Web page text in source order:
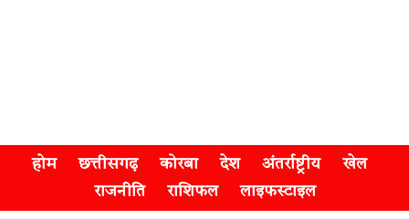
होम छत्तीसगढ़ कोरबा देश अंतर्राष्ट्रीय
खेल
राजनीति
राशिफल लाइफस्टाइल